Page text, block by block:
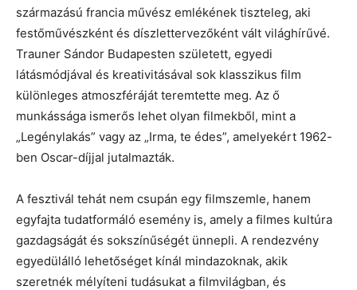
származású francia művész emlékének tiszteleg, aki
festőművészként és díszlettervezőként vált világhírűvé.
Trauner Sándor Budapesten született, egyedi
látásmódjával és kreativitásával sok klasszikus film
különleges atmoszféráját teremtette meg. Az ő
munkássága ismerős lehet olyan filmekből, mint a
„Legénylakás” vagy az „Irma, te édes”, amelyekért 1962-
ben Oscar-díjjal jutalmazták.
A fesztivál tehát nem csupán egy filmszemle, hanem
egyfajta tudatformáló esemény is, amely a filmes kultúra
gazdagságát és sokszínűségét ünnepli. A rendezvény
egyedülálló lehetőséget kínál mindazoknak, akik
szeretnék mélyíteni tudásukat a filmvilágban, és